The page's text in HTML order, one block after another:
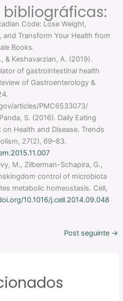
bibliográficas:
Code: Lose Weight,
and Transform Your Health from
Books.
& Keshavarzian, A. (2019).
of gastrointestinal health
of Gastroenterology &
articles/PMC6533073/
S. (2016). Daily Eating
Health and Disease. Trends
27(2), 69–83.
M., Zilberman-Schapira, G.,
control of microbiota
metabolic homeostasis. Cell,
10.1016/j.cell.2014.09.048
Post seguinte →